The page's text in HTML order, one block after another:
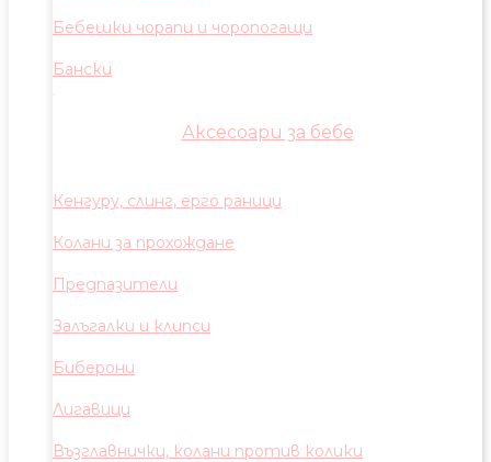
Бебешки чорапи и чоропогащи
Бански
Аксесоари за бебе
Кенгуру, слинг, ерго раници
Колани за прохождане
Предпазители
Залъгалки и клипси
Биберони
Лигавици
Възглавнички, колани против колики